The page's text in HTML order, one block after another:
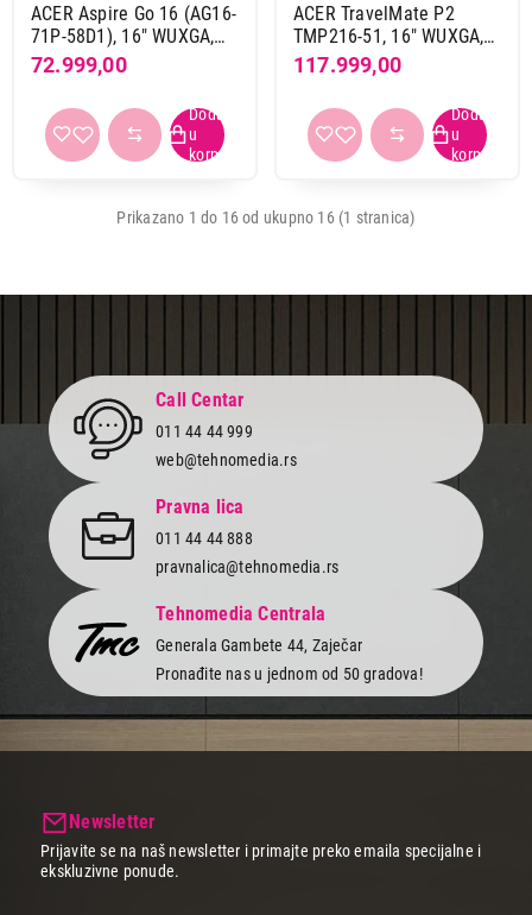
ACER Aspire Go 16 (AG16-
71P-58D1), 16" WUXGA,
Intel Core 5 120U, 24GB,
512GB SSD, Linux (eShell),
Pure Silver
(NX.JTHEX.00J)
72.999,00
ACER TravelMate P2
TMP216-51, 16" WUXGA,
Intel Core U5 120U, 16GB,
512GB SSD, Backlit, DOS,
siva (NX.BB7EX.00A)
117.999,00
Prikazano 1 do 16 od ukupno 16 (1 stranica)
Call Centar
011 44 44 999
web@tehnomedia.rs
Pravna lica
011 44 44 888
pravnalica@tehnomedia.rs
Tehnomedia Centrala
Generala Gambete 44, Zaječar
Pronađite nas u jednom od 50 gradova!
Newsletter
Prijavite se na naš newsletter i primajte preko emaila specijalne i
ekskluzivne ponude.